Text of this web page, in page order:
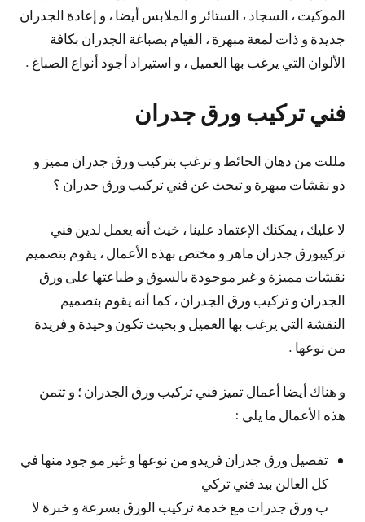
الموكيت ، السجاد ، الستائر و الملابس أيضا ، و إعادة الجدران
جديدة و ذات لمعة مبهرة ، القيام بصباغة الجدران بكافة
الألوان التي يرغب بها العميل ، و استيراد أجود أنواع الصباغ .
فني تركيب ورق جدران
مللت من دهان الحائط و ترغب بتركيب ورق جدران مميز و
ذو نقشات مبهرة و تبحث عن فني تركيب ورق جدران ؟
لا عليك ، يمكنك الإعتماد علينا ، خيث أنه يعمل لدين فني
تركيبورق جدران ماهر و مختص بهذه الأعمال ، يقوم بتصميم
نقشات مميزة و غير موجودة بالسوق و طباعتها على ورق
الجدران و تركيب ورق الجدران ، كما أنه يقوم بتصميم
النقشة التي يرغب بها العميل و بحيث تكون وحيدة و فريدة
من نوعها .
و هناك أيضا أعمال تميز فني تركيب ورق الجدران ؛ و تتمن
هذه الأعمال ما يلي :
تفصيل ورق جدران فريدو من نوعها و غير مو جود منها في
كل العالن بيد فني تركي
ب ورق جدرات مع خدمة تركيب الورق بسرعة و خبرة لا